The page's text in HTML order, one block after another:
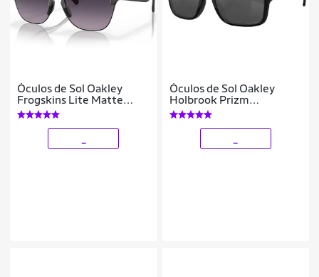
Óculos de Sol Oakley
Frogskins Lite Matte
Black
Óculos de Sol Oakley
Holbrook Prizm
Masculino